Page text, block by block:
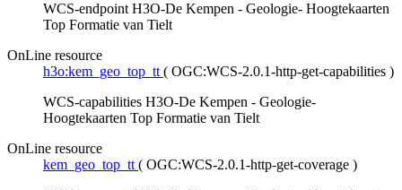
WCS-endpoint H3O-De Kempen - Geologie- Hoogtekaarten
Top Formatie van Tielt
OnLine resource
h3o:kem_geo_top_tt ( OGC:WCS-2.0.1-http-get-capabilities )
WCS-capabilities H3O-De Kempen - Geologie-
Hoogtekaarten Top Formatie van Tielt
OnLine resource
kem_geo_top_tt ( OGC:WCS-2.0.1-http-get-coverage )